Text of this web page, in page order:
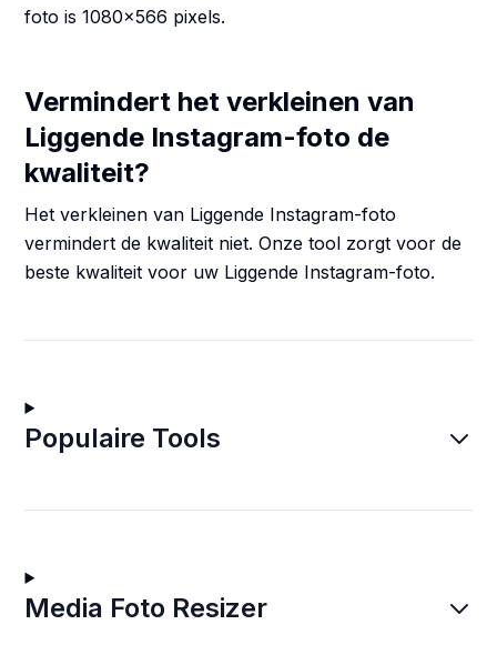
foto is 1080x566 pixels.
Vermindert het verkleinen van
Liggende Instagram-foto de
kwaliteit?
Het verkleinen van Liggende Instagram-foto
vermindert de kwaliteit niet. Onze tool zorgt voor de
beste kwaliteit voor uw Liggende Instagram-foto.
Populaire Tools
Media Foto Resizer